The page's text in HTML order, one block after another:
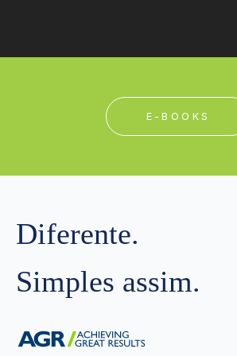
E-BOOKS
Diferente.
Simples assim.